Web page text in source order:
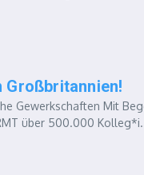
Gewerkschaften Mit
über 500.000